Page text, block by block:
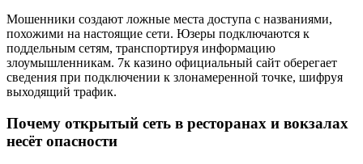
Мошенники создают ложные места доступа с названиями,
похожими на настоящие сети. Юзеры подключаются к
поддельным сетям, транспортируя информацию
злоумышленникам. 7к казино официальный сайт оберегает
сведения при подключении к злонамеренной точке, шифруя
выходящий трафик.
Почему открытый сеть в ресторанах и вокзалах
несёт опасности